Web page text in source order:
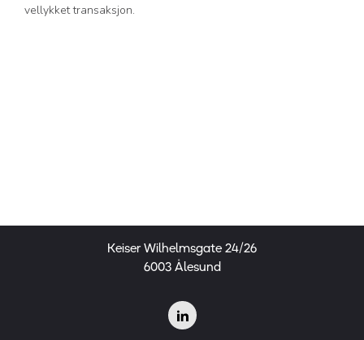
vellykket transaksjon.
Keiser Wilhelmsgate 24/26
6003 Ålesund